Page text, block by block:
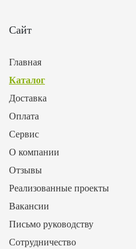
Сайт
Главная
Каталог
Доставка
Оплата
Сервис
О компании
Отзывы
Реализованные проекты
Вакансии
Письмо руководству
Сотрудничество